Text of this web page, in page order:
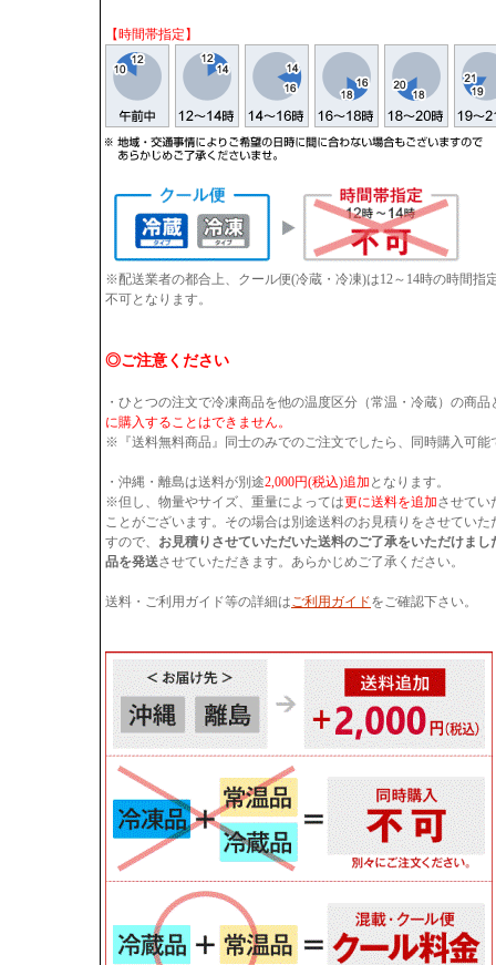
【時間帯指定】
※配送業者の都合上、クール便(冷蔵・冷凍)は12～14時の時間
不可となります。
◎ご注意ください
・ひとつの注文で冷凍商品を他の温度区分（常温・冷蔵）の商品
に購入することはできません。
※『送料無料商品』同士のみでのご注文でしたら、同時購入可能
・沖縄・離島は送料が別途2,000円(税込)追加 となります。
※但し、物量やサイズ、重量によっては更に送料を追加させてい
ことがございます。その場合は別途送料のお見積りをさせていた
すので、 お見積りさせていただいた送料のご了承をいただけまし
品を発送させていただきます。あらかじめご了承ください。
送料・ご利用ガイド等の詳細はご利用ガイドをご確認下さい。